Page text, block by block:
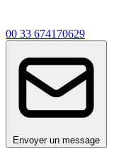
00 33 674170629
Envoyer un message